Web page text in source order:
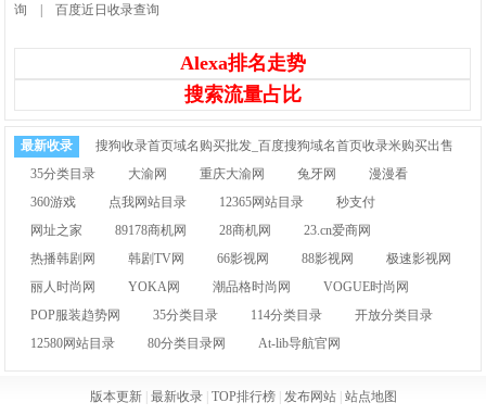
询
|百度近日收录查询
Alexa排名走势
搜索流量占比
最新收录
搜狗收录首页域名购买批发_百度搜狗域名首页收录米购买出售
35分类目录
大渝网 重庆大渝网 兔牙网
漫漫看
360游戏
点我网站目录 12365网站目录
秒支付
网址之家
89178商机网 28商机网
23.cn爱商网
热播韩剧网
韩剧TV网 66影视网 88影视网
极速影视网
丽人时尚网
YOKA网 潮品格时尚网
VOGUE时尚网
POP服装趋势网
35分类目录 114分类目录
开放分类目录
12580网站目录
80分类目录网 At-lib导航官网
版本更新| 最新收录| TOP排行榜| 发布网站| 站点地图